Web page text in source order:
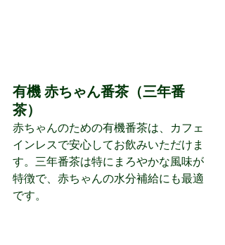
有機 赤ちゃん番茶（三年番
茶）
赤ちゃんのための有機番茶は、カフェ
インレスで安心してお飲みいただけま
す。三年番茶は特にまろやかな風味が
特徴で、赤ちゃんの水分補給にも最適
です。